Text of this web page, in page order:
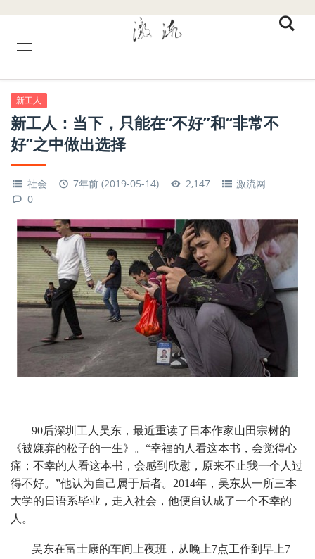
新工人
新工人：当下，只能在“不好”和“非常不
好”之中做出选择
社会 7年前 (2019-05-14) 2,147
激流网
0
90后深圳工人吴东，最近重读了日本作家山田宗树的
《被嫌弃的松子的一生》。“幸福的人看这本书，会觉得心
痛；不幸的人看这本书，会感到欣慰，原来不止我一个人过
得不好。”他认为自己属于后者。2014年，吴东从一所三本
大学的日语系毕业，走入社会，他便自认成了一个不幸的
人。
吴东在富士康的车间上夜班，从晚上7点工作到早上7